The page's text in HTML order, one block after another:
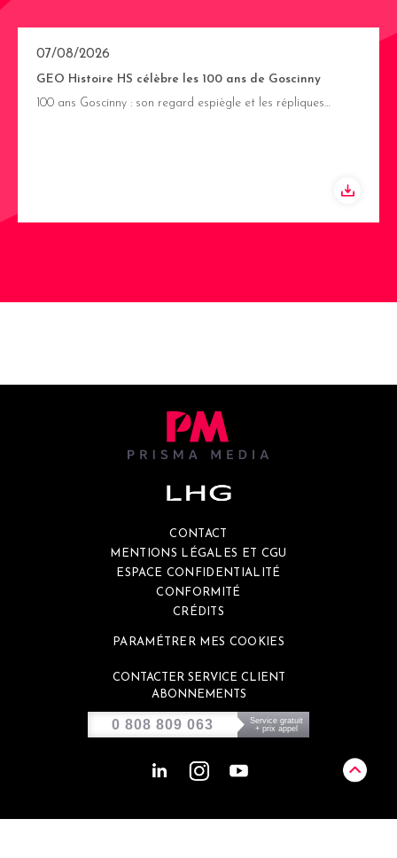
07/08/2026
GEO Histoire HS célèbre les 100 ans de Goscinny
100 ans Goscinny : son regard espiègle et les répliques…
CONTACT
MENTIONS LÉGALES ET CGU
ESPACE CONFIDENTIALITÉ
CONFORMITÉ
CRÉDITS
PARAMÉTRER MES COOKIES
CONTACTER SERVICE CLIENT
ABONNEMENTS
0 808 809 063
Service gratuit
+ prix appel